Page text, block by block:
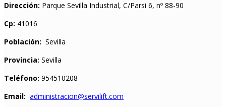
Dirección: Parque Sevilla Industrial, C/Parsi 6, nº 88-90
Cp: 41016
Población: Sevilla
Provincia: Sevilla
Teléfono: 954510208
Email: administracion@servilift.com